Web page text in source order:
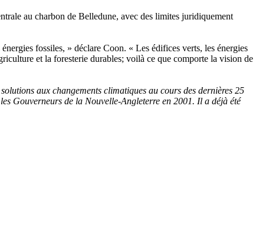
au charbon de Belledune, avec des limites juridiquement
fossiles, » déclare Coon. « Les édifices verts, les énergies
et la foresterie durables; voilà ce que comporte la vision de
aux changements climatiques au cours des dernières 25
Gouverneurs de la Nouvelle-Angleterre en 2001. Il a déjà été